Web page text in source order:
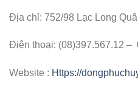
Địa chỉ: 752/98 Lạc Long
Điện thoại: (08)397.567.12 –
Website : Https://